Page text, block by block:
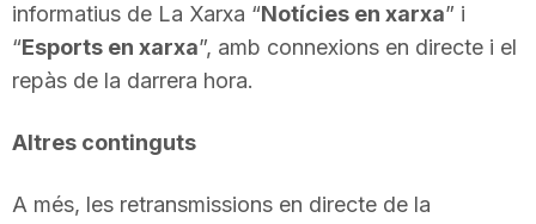
informatius de La Xarxa “Notícies en xarxa” i
“Esports en xarxa”, amb connexions en directe i el
repàs de la darrera hora.
Altres continguts
A més, les retransmissions en directe de la